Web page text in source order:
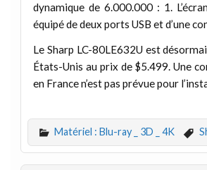
dynamique de 6.000.000 : 1.
équipé de deux ports USB et d’une
Le Sharp LC-80LE632U est
États-Unis au prix de $5.499. Une
en France n’est pas prévue pour
Matériel : Blu-ray _ 3D _ 4K